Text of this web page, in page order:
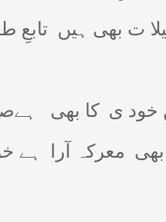
ت بھی ہیں تابعِ
خود ی کا بھی
بھی معرکہ آرا ہے